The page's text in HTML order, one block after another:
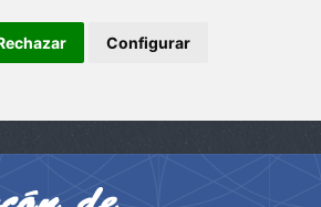
Configurar